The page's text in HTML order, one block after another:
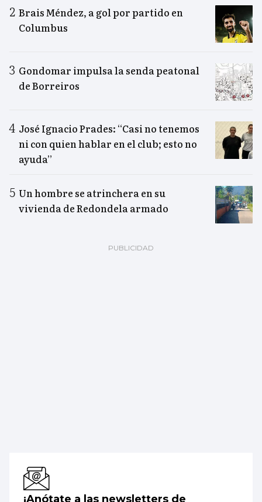
Brais Méndez, a gol por partido en
Columbus
Gondomar impulsa la senda peatonal
de Borreiros
José Ignacio Prades: “Casi no tenemos
ni con quien hablar en el club; esto no
ayuda”
Un hombre se atrinchera en su
vivienda de Redondela armado
¡Anótate a las newsletters de